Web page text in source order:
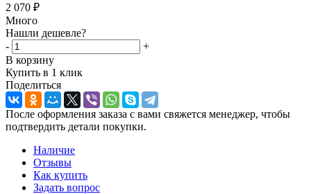
2 070 ₽
Много
Нашли дешевле?
-
+
В корзину
Купить в 1 клик
Поделиться
После оформления заказа с вами свяжется менеджер, чтобы
подтвердить детали покупки.
Наличие
Отзывы
Как купить
Задать вопрос